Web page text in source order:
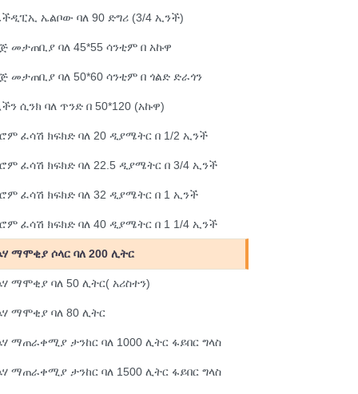
ኤልቦው ባለ 90 ድግሪ (3/4 ኢንች)
መታጠቢያ ባለ 45*55 ሳንቲም በ አኩዋ
መታጠቢያ ባለ 50*60 ሳንቲም በ ጎልድ ድራጎን
ሲንክ ባለ ጥንድ በ 50*120 (አኩዋ)
ፈሳሽ ክፍክድ ባለ 20 ዲያሜትር በ 1/2 ኢንች
ፈሳሽ ክፍክድ ባለ 22.5 ዲያሜትር በ 3/4 ኢንች
ፈሳሽ ክፍክድ ባለ 32 ዲያሜትር በ 1 ኢንች
ፈሳሽ ክፍክድ ባለ 40 ዲያሜትር በ 1 1/4 ኢንች
ማሞቂያ ሶላር ባለ 200 ሊትር
ማሞቂያ ባለ 50 ሊትር( አሪስተን)
ማሞቂያ ባለ 80 ሊትር
ማጠራቀሚያ ታንከር ባለ 1000 ሊትር ፋይበር ግላስ
ማጠራቀሚያ ታንከር ባለ 1500 ሊትር ፋይበር ግላስ